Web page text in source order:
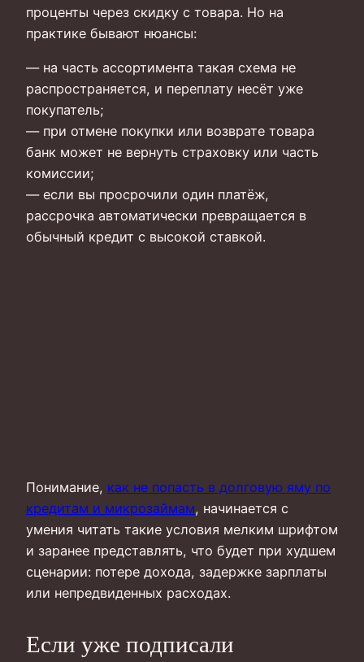
проценты через скидку с товара. Но на
практике бывают нюансы:
— на часть ассортимента такая схема не
распространяется, и переплату несёт уже
покупатель;
— при отмене покупки или возврате товара
банк может не вернуть страховку или часть
комиссии;
— если вы просрочили один платёж,
рассрочка автоматически превращается в
обычный кредит с высокой ставкой.
Понимание, как не попасть в долговую яму по
кредитам и микрозаймам, начинается с
умения читать такие условия мелким шрифтом
и заранее представлять, что будет при худшем
сценарии: потере дохода, задержке зарплаты
или непредвиденных расходах.
Если уже подписали